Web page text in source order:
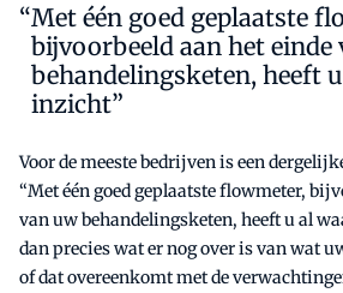
Met één goed geplaatste
bijvoorbeeld aan het einde
behandelingsketen, heeft
inzicht”
Voor de meeste bedrijven is een
“Met één goed geplaatste flowmeter,
van uw behandelingsketen, heeft u al
dan precies wat er nog over is van wat
of dat overeenkomt met de